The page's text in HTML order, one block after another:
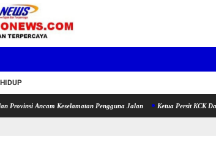
Keselamatan Pengguna Jalan Ketua Persit KCK Daerah III/